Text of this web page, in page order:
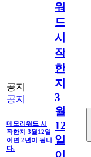
공지
공지
메모리워드 시
작한지 3월12일
이면 2년이 됩니
다.
워
드
시
작
한
지
3
월
12
일